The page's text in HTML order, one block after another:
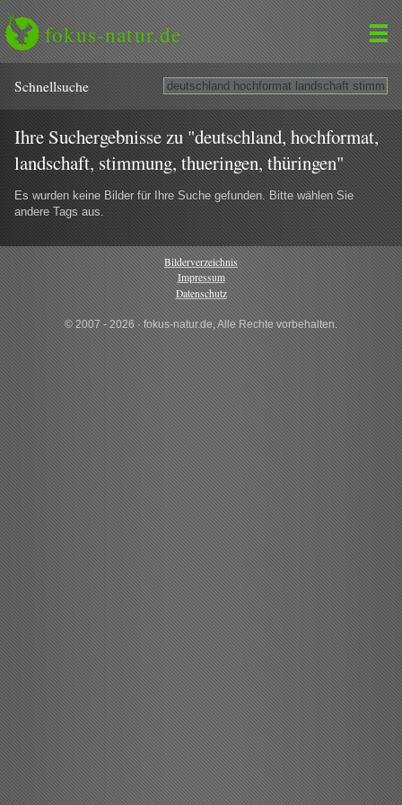
fokus-natur.de
Schnell­suche
Ihre Suchergebnisse zu "deutschland, hochformat,
landschaft, stimmung, thueringen, thüringen"
Es wurden keine Bilder für Ihre Suche gefunden. Bitte wählen Sie
andere Tags aus.
Bilderverzeichnis
Impressum
Datenschutz
© 2007 - 2026 · fokus-natur.de, Alle Rechte vorbehalten.